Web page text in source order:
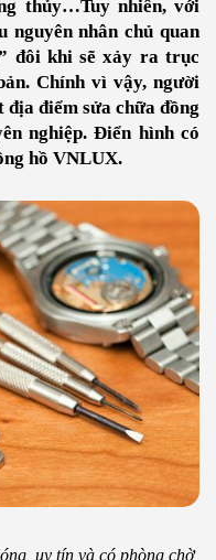
thủy…Tuy nhiên, với
nguyên nhân chủ quan
đôi khi sẽ xảy ra trục
Chính vì vậy, người
địa điểm sửa chữa đồng
nghiệp. Điển hình có
hồ VNLUX.
uy tín và có phòng chờ